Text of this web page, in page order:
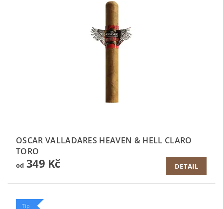
OSCAR VALLADARES HEAVEN & HELL CLARO
TORO
od349 Kč DETAIL
Tip